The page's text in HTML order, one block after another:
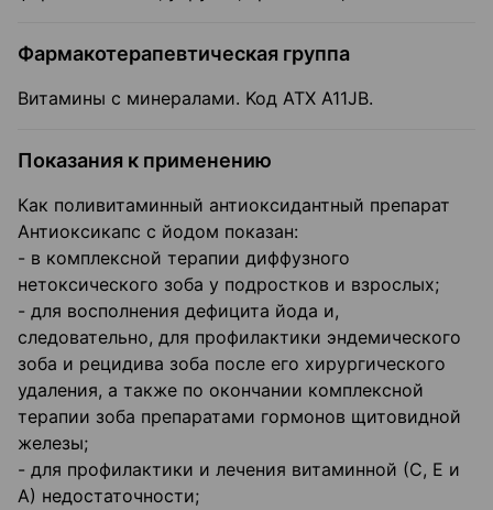
Фармакотерапевтическая группа
Витамины с минералами. Koд ATX A11JB.
Показания к применению
Как поливитаминный антиоксидантный препарат
Антиоксикапс с йодом показан:
- в комплексной терапии диффузного
нетоксического зоба у подростков и взрослых;
- для восполнения дефицита йода и,
следовательно, для профилактики энде­мического
зоба и рецидива зоба после его хирургического
удаления, а также по окончании комплексной
терапии зоба препаратами гормонов щитовидной
железы;
- для профилактики и лечения витаминной (С, Е и
А) недостаточности;